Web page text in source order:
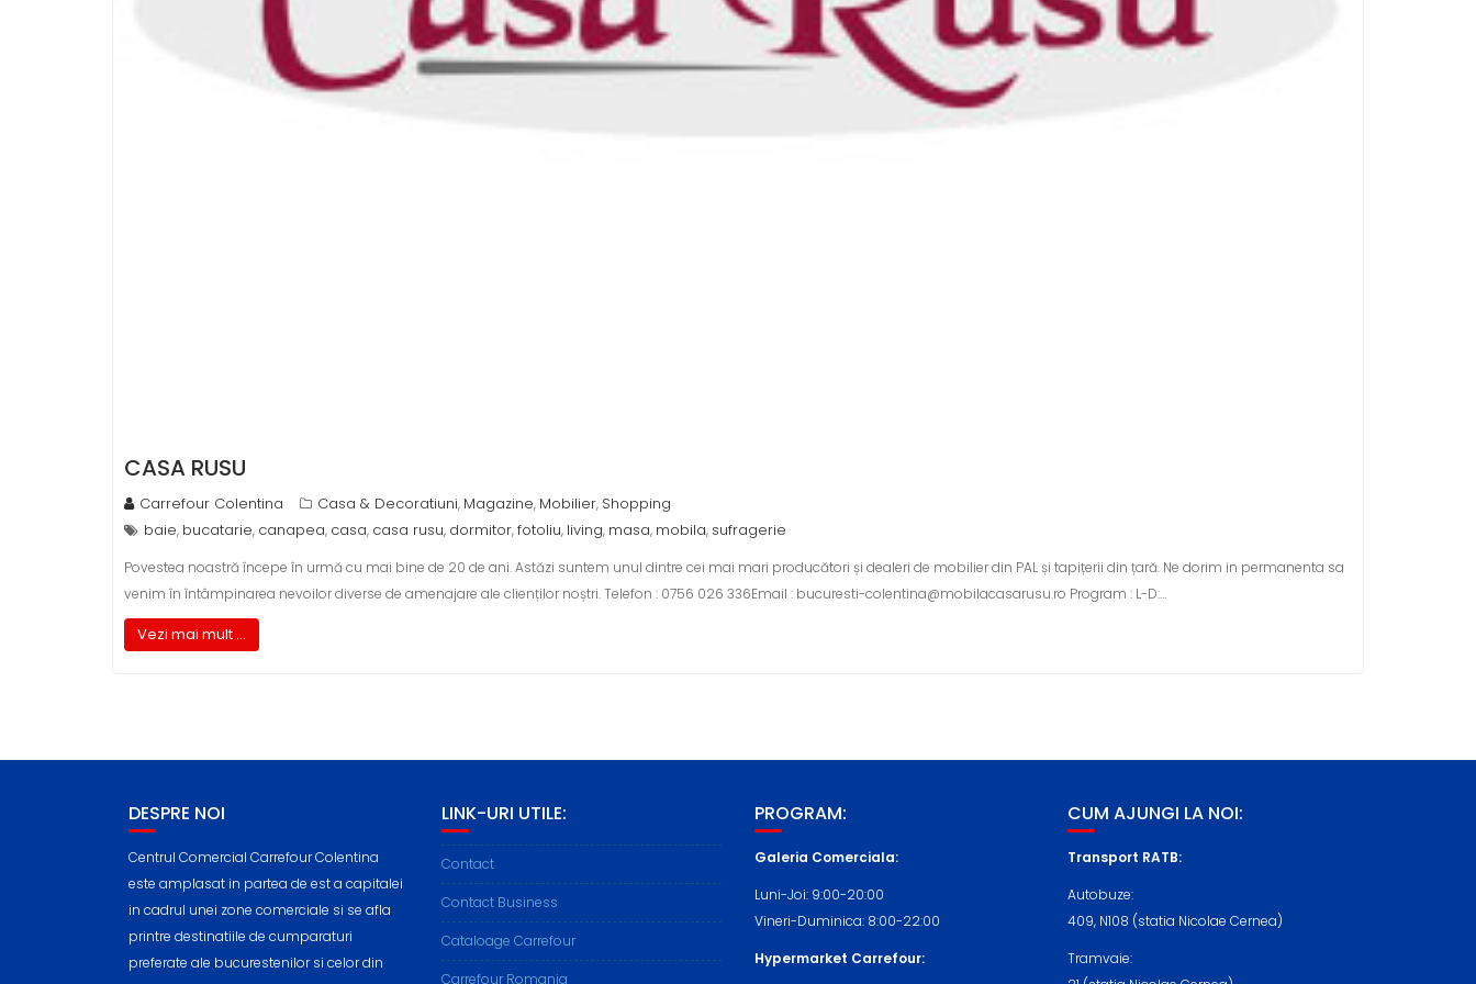
CASA RUSU
Carrefour Colentina Casa & Decoratiuni, Magazine, Mobilier, Shopping
baie, bucatarie, canapea, casa, casa rusu, dormitor,fotoliu, living, masa, mobila, sufragerie
Povestea noastră începe în urmă cu mai bine de 20 de ani. Astăzi suntem unul dintre cei mai mari producători și dealeri de mobilier din PAL și tapițerii din țară. Ne dorim in permanenta sa
venim în întâmpinarea nevoilor diverse de amenajare ale clienților noștri. Telefon : 0756 026 336Email : bucuresti-colentina@mobilacasarusu.ro Program : L-D:…
Vezi mai mult ...
DESPRE NOI
Centrul Comercial Carrefour Colentina
este amplasat in partea de est a capitalei
in cadrul unei zone comerciale si se afla
printre destinatiile de cumparaturi
preferate ale bucurestenilor si celor din
LINK-URI UTILE:
Contact
Contact Business
Cataloage Carrefour
Carrefour Romania
PROGRAM:
Galeria Comerciala:
Luni-Joi: 9:00-20:00
Vineri-Duminica: 8:00-22:00
Hypermarket Carrefour:
CUM AJUNGI LA NOI:
Transport RATB:
Autobuze:
409, N108 (statia Nicolae Cernea)
Tramvaie: